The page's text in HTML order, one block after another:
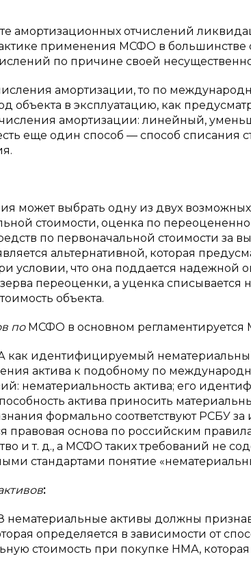
отчислений
применения МСФО в большинстве
по причине своей
амортизации, то по
объекта в эксплуатацию, как
амортизации: линейный,
еще один способ — способ списания
выбрать одну из двух возможных
стоимости, оценка по
по первоначальной стоимости за
альтернативной, которая
условии, что она поддается надежной
переоценки, а уценка списывается
объекта.
поМСФО в основном регламентируется
идентифицируемый
актива к подобному по
нематериальность актива; его
актива приносить
формально соответствуют РСБУ
правовая основа по российским
и т. д., а МСФО таких требований не
стандартами понятие
:
активы должны
определяется в зависимости от
стоимость при покупке НМА,